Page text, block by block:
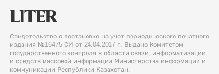
Свидетельство о постановке на учет периодического печатного
издания №16475-СИ от 24.04.2017 г. Выдано Комитетом
государственного контроля в области связи, информатизации
и средств массовой информации Министерства информации и
коммуникации Республики Казахстан.